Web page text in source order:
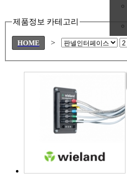
제품정보 카테고리
HOME >